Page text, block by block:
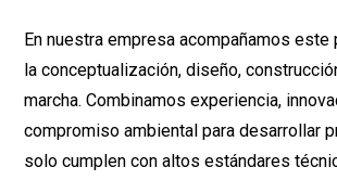
En nuestra empresa acompañamos
la conceptualización, diseño,
marcha. Combinamos experiencia,
compromiso ambiental para desarrollar
solo cumplen con altos estándares